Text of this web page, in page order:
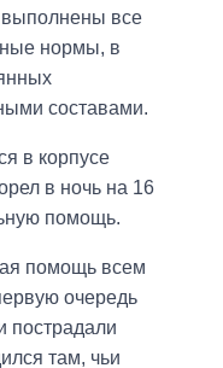
выполнены все
нормы, в
составами.
в корпусе
в ночь на 16
помощь.
помощь всем
очередь
пострадали
там, чьи